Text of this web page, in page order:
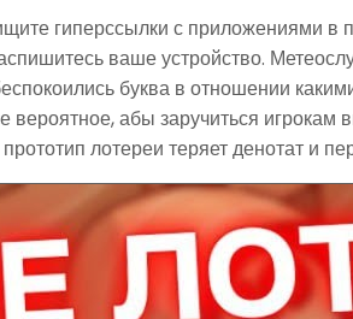
гиперссылки с приложениями
ваше устройство.
буква в отношении
абы заручиться
лотереи теряет денотат и